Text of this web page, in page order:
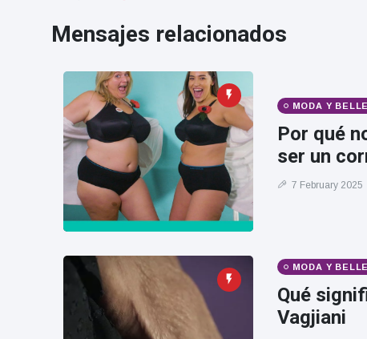
07/10/2025
7 October
9000 Vistas
Halloween -
31 de
octubre!
8 May
7432
Vistas
Großmutter
feiert ihren
99.
Geburtstag
und tanzt
Mariachi-
Band
8 May
1133
Vistas
Mensajes relacionados
MODA Y
Por qué
ser un
7 February 2025
MODA Y
Qué
Vagjiani